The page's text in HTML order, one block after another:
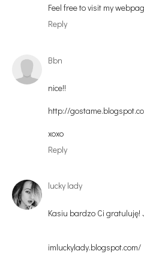
Feel free to visit my
Reply
Bbn
nice!!
http://
xoxo
Reply
lucky lady
Kasiu bardzo Ci gratuluję!
imluckylady.blogspot.com/